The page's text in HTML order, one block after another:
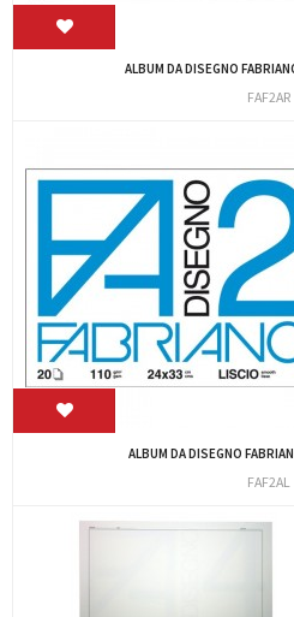
ALBUM DA DISEGNO
FAF2AR
ALBUM DA DISEGNO
FAF2AL